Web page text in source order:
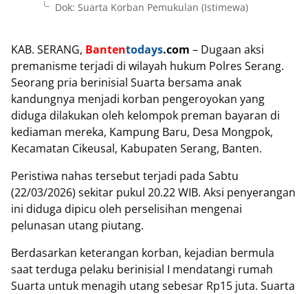
Dok: Suarta Korban Pemukulan (Istimewa)
KAB. SERANG, Bantentodays.com – Dugaan aksi
premanisme terjadi di wilayah hukum Polres Serang.
Seorang pria berinisial Suarta bersama anak
kandungnya menjadi korban pengeroyokan yang
diduga dilakukan oleh kelompok preman bayaran di
kediaman mereka, Kampung Baru, Desa Mongpok,
Kecamatan Cikeusal, Kabupaten Serang, Banten.
Peristiwa nahas tersebut terjadi pada Sabtu
(22/03/2026) sekitar pukul 20.22 WIB. Aksi penyerangan
ini diduga dipicu oleh perselisihan mengenai
pelunasan utang piutang.
Berdasarkan keterangan korban, kejadian bermula
saat terduga pelaku berinisial I mendatangi rumah
Suarta untuk menagih utang sebesar Rp15 juta. Suarta